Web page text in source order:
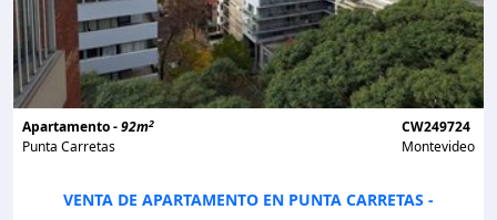
Apartamento -92m2
Punta Carretas
CW249724
Montevideo
VENTA DE APARTAMENTO EN PUNTA CARRETAS -